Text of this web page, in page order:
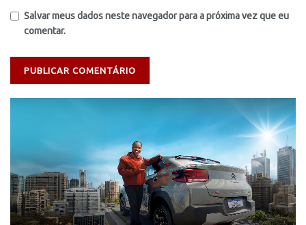
Salvar meus dados neste navegador para a próxima vez que eu
comentar.